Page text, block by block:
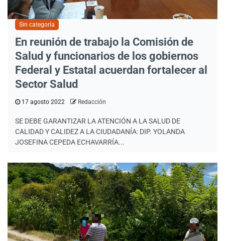
Sin categoría
En reunión de trabajo la Comisión de
Salud y funcionarios de los gobiernos
Federal y Estatal acuerdan fortalecer al
Sector Salud
17 agosto 2022 Redacción
SE DEBE GARANTIZAR LA ATENCIÓN A LA SALUD DE
CALIDAD Y CALIDEZ A LA CIUDADANÍA: DIP. YOLANDA
JOSEFINA CEPEDA ECHAVARRÍA...